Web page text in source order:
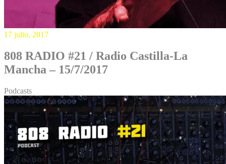
17 julio, 2017
808 RADIO #21 / Radio Castilla-La
Mancha – 15/7/2017
Podcasts